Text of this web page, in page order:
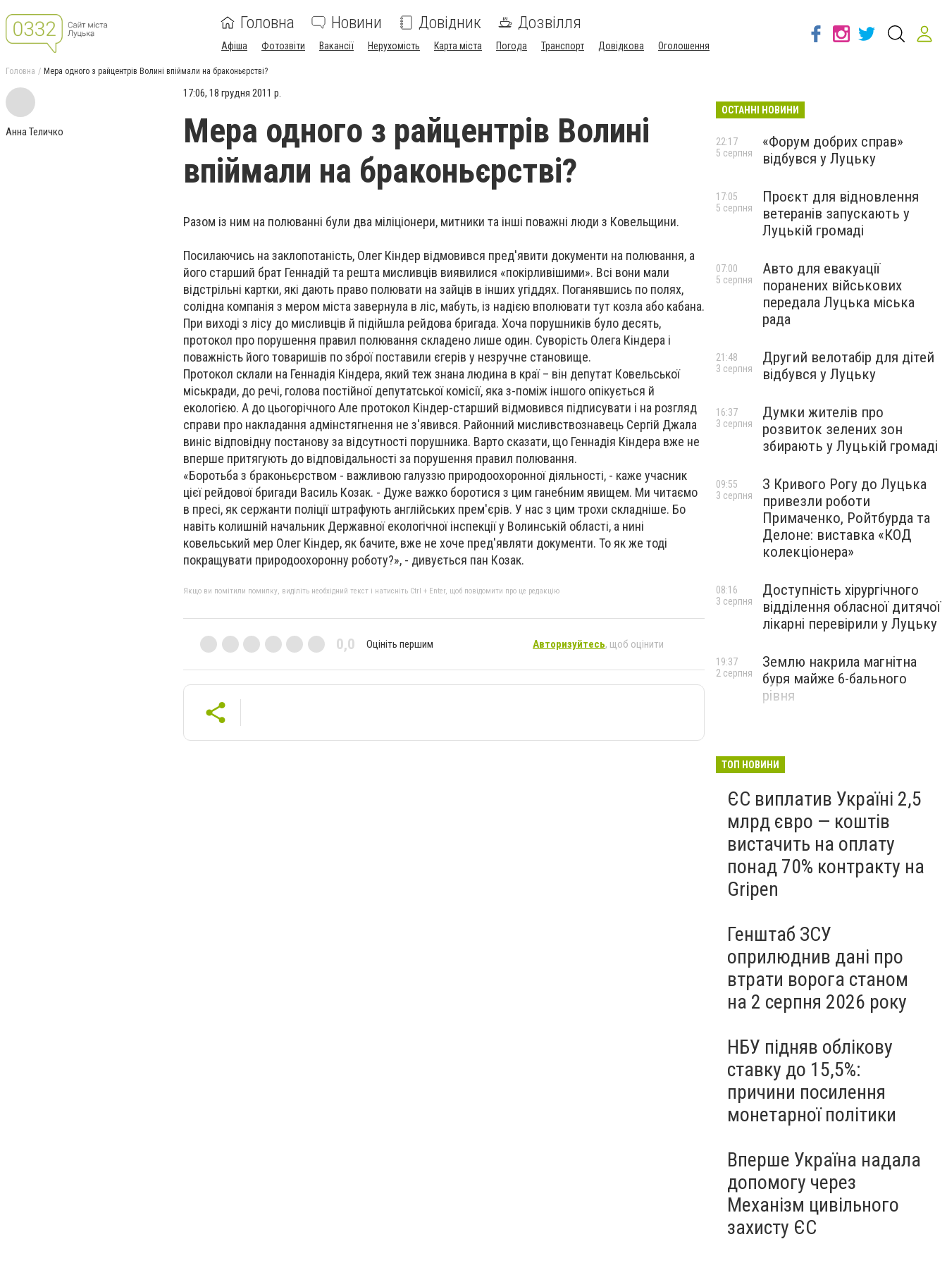
Головна Новини Довідник Дозвілля
Афіша Фотозвіти Вакансії Нерухомість Карта міста Погода Транспорт Довідкова Оголошення
Головна Мера одного з райцентрів Волині впіймали на браконьєрстві?
Анна Теличко
17:06, 18 грудня 2011 р.
Мера одного з райцентрів Волині
впіймали на браконьєрстві?
Разом із ним на полюванні були два міліціонери, митники та інші поважні люди з Ковельщини.
Посилаючись на заклопотаність, Олег Кіндер відмовився пред'явити документи на полювання, а
його старший брат Геннадій та решта мисливців виявилися «покірливішими». Всі вони мали
відстрільні картки, які дають право полювати на зайців в інших угіддях. Поганявшись по полях,
солідна компанія з мером міста завернула в ліс, мабуть, із надією вполювати тут козла або кабана.
При виході з лісу до мисливців й підійшла рейдова бригада. Хоча порушників було десять,
протокол про порушення правил полювання складено лише один. Суворість Олега Кіндера і
поважність його товаришів по зброї поставили єгерів у незручне становище.
Протокол склали на Геннадія Кіндера, який теж знана людина в краї – він депутат Ковельської
міськради, до речі, голова постійної депутатської комісії, яка з-поміж іншого опікується й
екологією. А до цьогорічного Але протокол Кіндер-старший відмовився підписувати і на розгляд
справи про накладання адмінстягнення не з'явився. Районний мисливствознавець Сергій Джала
виніс відповідну постанову за відсутності порушника. Варто сказати, що Геннадія Кіндера вже не
вперше притягують до відповідальності за порушення правил полювання.
«Боротьба з браконьєрством - важливою галуззю природоохоронної діяльності, - каже учасник
цієї рейдової бригади Василь Козак. - Дуже важко боротися з цим ганебним явищем. Ми читаємо
в пресі, як сержанти поліції штрафують англійських прем'єрів. У нас з цим трохи складніше. Бо
навіть колишній начальник Державної екологічної інспекції у Волинській області, а нині
ковельський мер Олег Кіндер, як бачите, вже не хоче пред'являти документи. То як же тоді
покращувати природоохоронну роботу?», - дивується пан Козак.
Якщо ви помітили помилку, виділіть необхідний текст і натисніть Ctrl + Enter, щоб повідомити про це редакцію
0,0 Оцініть першим Авторизуйтесь, щоб оцінити
ОСТАННІ НОВИНИ
«Форум добрих справ»
відбувся у Луцьку
22:17
5 серпня
Проєкт для відновлення
ветеранів запускають у
Луцькій громаді
17:05
5 серпня
Авто для евакуації
поранених військових
передала Луцька міська
рада
07:00
5 серпня
Другий велотабір для дітей
відбувся у Луцьку
21:48
3 серпня
Думки жителів про
розвиток зелених зон
збирають у Луцькій громаді
16:37
3 серпня
З Кривого Рогу до Луцька
привезли роботи
Примаченко, Ройтбурда та
Делоне: виставка «КОД
колекціонера»
09:55
3 серпня
Доступність хірургічного
відділення обласної дитячої
лікарні перевірили у Луцьку
08:16
3 серпня
Землю накрила магнітна
буря майже 6-бального
рівня
19:37
2 серпня
ТОП НОВИНИ
ЄС виплатив Україні 2,5
млрд євро — коштів
вистачить на оплату
понад 70% контракту на
Gripen
Генштаб ЗСУ
оприлюднив дані про
втрати ворога станом
на 2 серпня 2026 року
НБУ підняв облікову
ставку до 15,5%:
причини посилення
монетарної політики
Вперше Україна надала
допомогу через
Механізм цивільного
захисту ЄС